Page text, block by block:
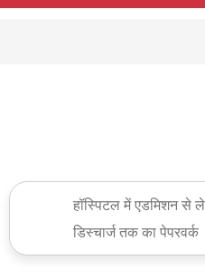
हॉस्पिटल में एडमिशन से
डिस्चार्ज तक का पेपरवर्क